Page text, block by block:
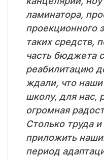
ламинатора,
проекционного
таких средств,
часть бюджета
реабилитацию
ждали, что
школу, для нас,
огромная
Столько труда
приложить
период